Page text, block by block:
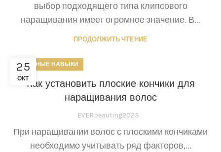
выбор подходящего типа клипсового
наращивания имеет огромное значение. В...
ПРОДОЛЖИТЬ ЧТЕНИЕ
25
ОКТ
ПОЛЕЗНЫЕ НАВЫКИ
Как установить плоские кончики для
наращивания волос
EVERbeauting2023
При наращивании волос с плоскими кончиками
необходимо учитывать ряд факторов,...